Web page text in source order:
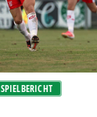
SPIELBERICHT